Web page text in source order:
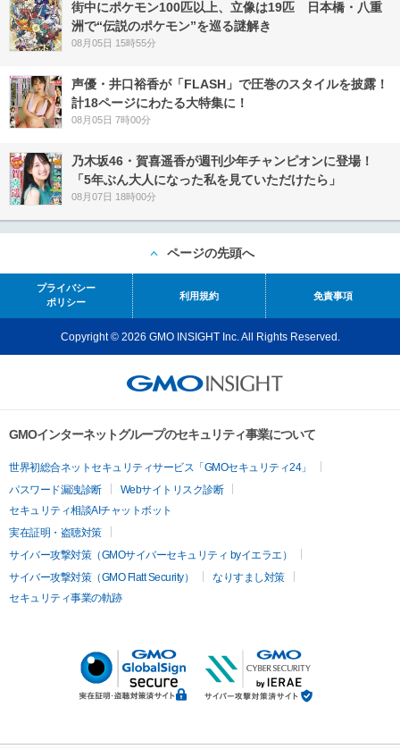
街中にポケモン100匹以上、立像は19匹 日本橋・八重
洲で“伝説のポケモン”を巡る謎解き
08月05日 15時55分
声優・井口裕香が「FLASH」で圧巻のスタイルを披露！
計18ページにわたる大特集に！
08月05日 7時00分
乃木坂46・賀喜遥香が週刊少年チャンピオンに登場！
「5年ぶん大人になった私を見ていただけたら」
08月07日 18時00分
ページの先頭へ
プライバシー
ポリシー
利用規約 免責事項
Copyright © 2026 GMO INSIGHT Inc. All Rights Reserved.
GMOインターネットグループのセキュリティ事業について
世界初総合ネットセキュリティサービス「GMOセキュリティ24」
パスワード漏洩診断
Webサイトリスク診断
セキュリティ相談AIチャットボット
実在証明・盗聴対策
サイバー攻撃対策（GMOサイバーセキュリティ byイエラエ）
サイバー攻撃対策（GMO Flatt Security）
なりすまし対策
セキュリティ事業の軌跡